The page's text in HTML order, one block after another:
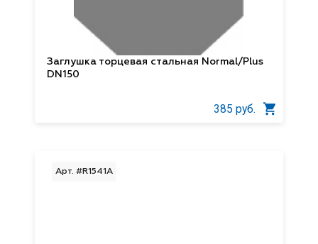
Заглушка торцевая стальная Normal/Plus
DN150
385 руб.
Арт. #R1541А